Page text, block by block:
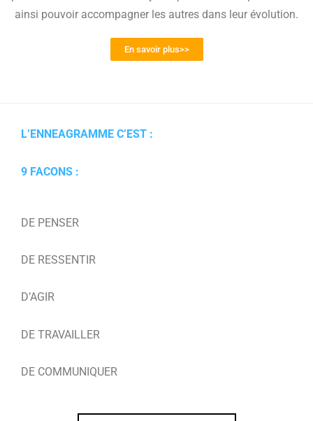
ainsi pouvoir accompagner les autres dans leur évolution.
En savoir plus>>
L’ENNEAGRAMME C’EST :
9 FACONS :
DE PENSER
DE RESSENTIR
D’AGIR
DE TRAVAILLER
DE COMMUNIQUER